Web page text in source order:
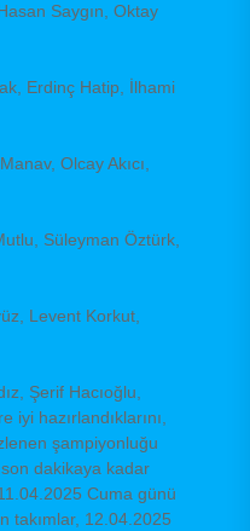
Saygın, Oktay
Erdinç Hatip, İlhami
Olcay Akıcı,
Süleyman Öztürk,
Levent Korkut,
Şerif Hacıoğlu,
hazırlandıklarını,
şampiyonluğu
son dakikaya kadar
Cuma günü
takımlar, 12.04.2025